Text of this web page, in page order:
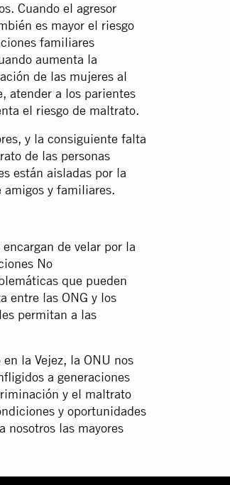
Cuando el agresor
es mayor el riesgo
familiares
aumenta la
de las mujeres al
atender a los parientes
el riesgo de maltrato.
y la consiguiente falta
de las personas
están aisladas por la
y familiares.
de velar por la
No
que pueden
entre las ONG y los
permitan a las
la Vejez, la ONU nos
a generaciones
y el maltrato
y oportunidades
nosotros las mayores